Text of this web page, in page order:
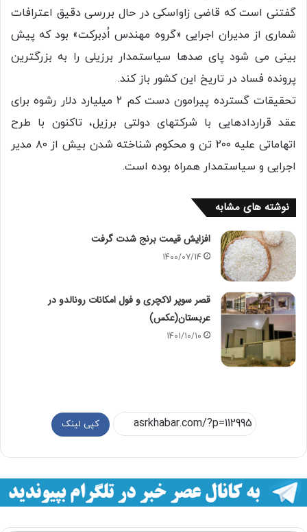
گفتنی است که قاضی زاواسکی در حال بررسی دقیق اعترافات
شماری از مدیران اجرایی «گروه مهندس اُدِبرکت» بود که پیش
بینی می شود پای صدها سیاستمدار برزیلی را به بزرگترین
پرونده فساد در تاریخ این کشور باز کند.
تحقیقات گسترده پیرامون دست کم ۲ میلیارد دلار رشوه برای
عقد قراردادهایی با شرکتهای دولتی برزیل، تاکنون با طرح
اتهاماتی علیه ۲۰۰ تن و محکوم شناخته شدن بیش از ۸۰ مدیر
اجرایی و سیاستمدار همراه بوده است.
نوشته های مشابه
افزایش قیمت برنج شدت گرفت
1400/07/14
قصر سوپر لاکچری و فول امکانات رونالدو در
عربستان(عکس)
1401/10/10
کپی لینک